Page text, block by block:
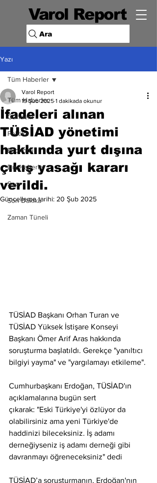
Varol Report
Ara
Yazı
Tüm Haberler
Gündem
Politika
Ekonomi
Dış Haberler
Spor
Son Dakika
Zaman Tüneli
Tüm Haberler
İfadeleri alınan
TÜSİAD yönetimi
hakkında yurt dışına
çıkış yasağı kararı
verildi.
Varol Report
19 Şub 2025 1 dakikada okunur
Güncelleme tarihi: 20 Şub 2025
TÜSİAD Başkanı Orhan Turan ve
TÜSİAD Yüksek İstişare Konseyi
Başkanı Ömer Arif Aras hakkında
soruşturma başlatıldı. Gerekçe "yanıltıcı
bilgiyi yayma" ve "yargılamayı etkileme".
Cumhurbaşkanı Erdoğan, TÜSİAD'ın
açıklamalarına bugün sert
çıkarak: "Eski Türkiye'yi özlüyor da
olabilirsiniz ama yeni Türkiye'de
haddinizi bileceksiniz. İş adamı
derneğiyseniz iş adamı derneği gibi
davranmayı öğreneceksiniz" dedi
TÜSİAD’a soruşturmanın, Erdoğan'nın